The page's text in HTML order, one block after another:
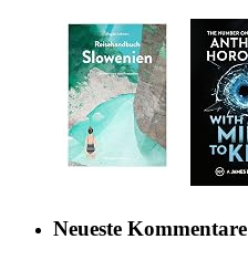
Neueste Kommentare